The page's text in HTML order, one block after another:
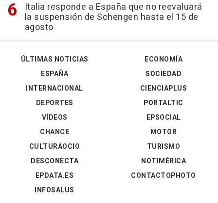
Italia responde a España que no reevaluará
la suspensión de Schengen hasta el 15 de
agosto
ÚLTIMAS NOTICIAS
ESPAÑA
INTERNACIONAL
DEPORTES
VÍDEOS
ECONOMÍA
SOCIEDAD
CIENCIAPLUS
PORTALTIC
EPSOCIAL
CHANCE
CULTURAOCIO
DESCONECTA
EPDATA.ES
INFOSALUS
MOTOR
TURISMO
NOTIMÉRICA
CONTACTOPHOTO